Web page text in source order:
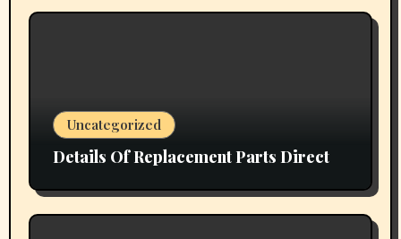
Uncategorized
Details Of Replacement Parts Direct